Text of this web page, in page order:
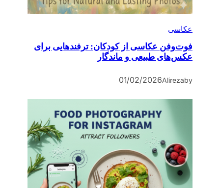
عکاسی
فوت‌وفن عکاسی از کودکان: ترفندهایی برای
عکس‌های طبیعی و ماندگار
by
Alireza
01/02/2026